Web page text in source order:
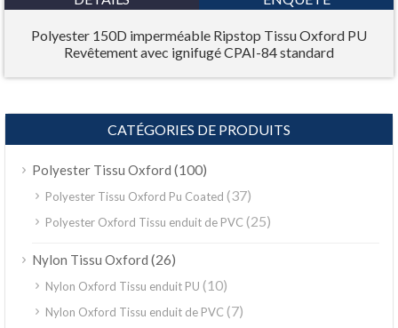
Polyester 150D imperméable Ripstop Tissu Oxford PU
Revêtement avec ignifugé CPAI-84 standard
CATÉGORIES DE PRODUITS
Polyester Tissu Oxford (100)
Polyester Tissu Oxford Pu Coated (37)
Polyester Oxford Tissu enduit de PVC(25)
Nylon Tissu Oxford (26)
Nylon Oxford Tissu enduit PU (10)
Nylon Oxford Tissu enduit de PVC(7)